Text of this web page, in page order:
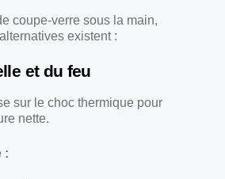
coupe-verre sous la main,
existent :
et du feu
sur le choc thermique pour
nette.
: